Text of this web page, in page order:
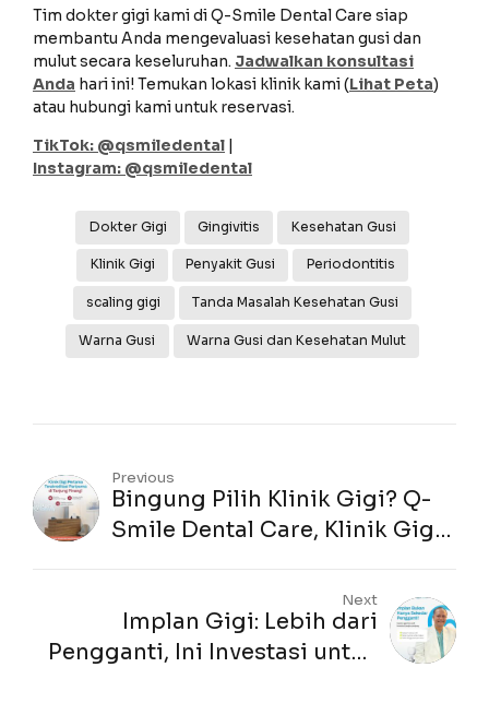
Tim dokter gigi kami di Q-Smile Dental Care siap
membantu Anda mengevaluasi kesehatan gusi dan
mulut secara keseluruhan. Jadwalkan konsultasi
Anda hari ini! Temukan lokasi klinik kami (Lihat Peta)
atau hubungi kami untuk reservasi.
TikTok: @qsmiledental |
Instagram: @qsmiledental
Dokter Gigi Gingivitis Kesehatan Gusi
Klinik Gigi Penyakit Gusi Periodontitis
scaling gigi Tanda Masalah Kesehatan Gusi
Warna Gusi Warna Gusi dan Kesehatan Mulut
Previous
Bingung Pilih Klinik Gigi? Q-
Smile Dental Care, Klinik Gigi
Pertama di Tanjungpinang!
Next
Implan Gigi: Lebih dari
Pengganti, Ini Investasi untuk